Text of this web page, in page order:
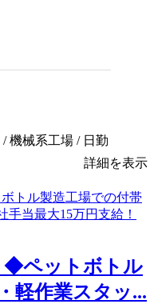
機械系工場 / 日勤
詳細を表示
◆ペットボトル
軽作業スタッ...